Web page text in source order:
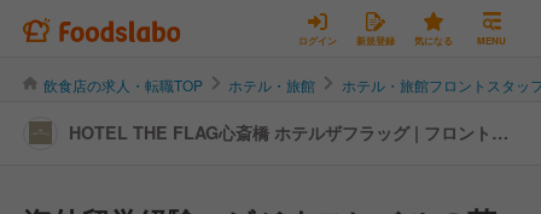
ログイン 新規登録 気になる MENU
飲食店の求人・転職TOP ホテル・旅館 ホテル・旅館フロントスタッ
HOTEL THE FLAG心斎橋 ホテルザフラッグ | フロントス